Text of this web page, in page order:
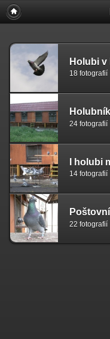
Holubi v
18 fotografií
Holubník
24 fotografií
I holubi
14 fotografií
22 fotografií